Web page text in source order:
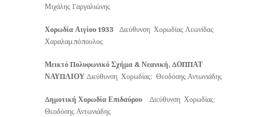
Μιχάλης Γαργαλιώνης
Χορωδία Αιγίου 1933 Διεύθυνση Χορωδίας Λεωνίδας
Χαραλαμπόπουλος
Μεικτό Πολυφωνικό Σχήμα & Νεανική, ΔΟΠΠΑΤ
ΝΑΥΠΛΙΟΥ Διεύθυνση Χορωδίας: Θεοδόσης Αντωνιάδης
Δημοτική Χορωδία Επιδαύρου Διεύθυνση Χορωδίας:
Θεοδόσης Αντωνιάδης